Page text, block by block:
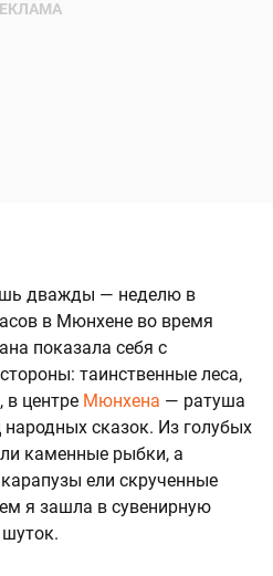
дважды — неделю в
в Мюнхене во время
показала себя с
таинственные леса,
в центре Мюнхена — ратуша
сказок. Из голубых
каменные рыбки, а
ели скрученные
я зашла в сувенирную